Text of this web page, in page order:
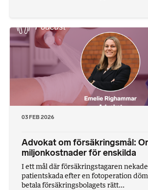
03 FEB 2026
Advokat om försäkringsmål:
miljonkostnader för enskilda
I ett mål där försäkringstagaren
patientskada efter en fotoperation
betala försäkringsbolagets rätt...